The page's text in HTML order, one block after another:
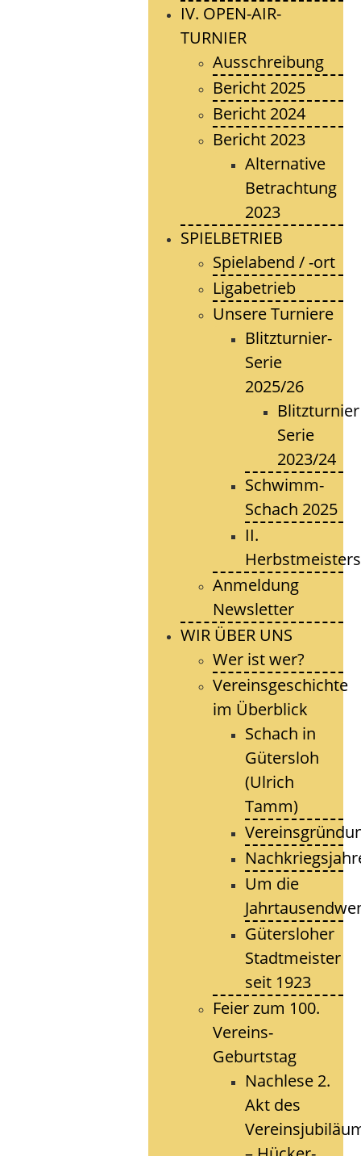
IV. OPEN-AIR-
TURNIER
Ausschreibung
Bericht 2025
Bericht 2024
Bericht 2023
Alternative
Betrachtung
2023
SPIELBETRIEB
Spielabend / -ort
Ligabetrieb
Unsere Turniere
Blitzturnier-
Serie
2025/26
Blitzturnier
Serie
2023/24
Schwimm-
Schach 2025
II.
Anmeldung
Newsletter
WIR ÜBER UNS
Wer ist wer?
Vereinsgeschichte
im Überblick
Schach in
Gütersloh
(Ulrich
Tamm)
Um die
Gütersloher
Stadtmeister
seit 1923
Feier zum 100.
Vereins-
Geburtstag
Nachlese 2.
Akt des